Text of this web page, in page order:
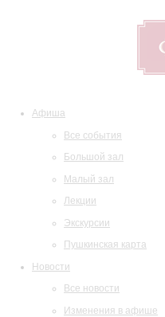
Афиша
Все события
Большой зал
Малый зал
Лекции
Экскурсии
Пушкинская карта
Новости
Все новости
Изменения в афише